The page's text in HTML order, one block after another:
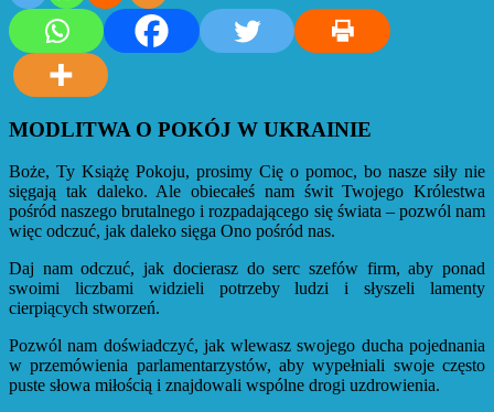
MODLITWA O POKÓJ W UKRAINIE
Boże, Ty Książę Pokoju, prosimy Cię o pomoc, bo nasze siły nie
sięgają tak daleko. Ale obiecałeś nam świt Twojego Królestwa
pośród naszego brutalnego i rozpadającego się świata – pozwól nam
więc odczuć, jak daleko sięga Ono pośród nas.
Daj nam odczuć, jak docierasz do serc szefów firm, aby ponad
swoimi liczbami widzieli potrzeby ludzi i słyszeli lamenty
cierpiących stworzeń.
Pozwól nam doświadczyć, jak wlewasz swojego ducha pojednania
w przemówienia parlamentarzystów, aby wypełniali swoje często
puste słowa miłością i znajdowali wspólne drogi uzdrowienia.